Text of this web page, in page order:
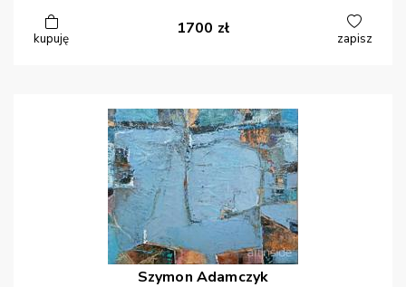
kupuję
1700 zł
zapisz
Szymon Adamczyk